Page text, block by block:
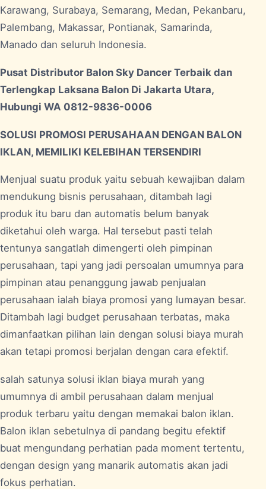
Karawang, Surabaya, Semarang, Medan, Pekanbaru,
Palembang, Makassar, Pontianak, Samarinda,
Manado dan seluruh Indonesia.
Pusat Distributor Balon Sky Dancer Terbaik dan
Terlengkap Laksana Balon Di Jakarta Utara,
Hubungi WA 0812-9836-0006
SOLUSI PROMOSI PERUSAHAAN DENGAN BALON
IKLAN, MEMILIKI KELEBIHAN TERSENDIRI
Menjual suatu produk yaitu sebuah kewajiban dalam
mendukung bisnis perusahaan, ditambah lagi
produk itu baru dan automatis belum banyak
diketahui oleh warga. Hal tersebut pasti telah
tentunya sangatlah dimengerti oleh pimpinan
perusahaan, tapi yang jadi persoalan umumnya para
pimpinan atau penanggung jawab penjualan
perusahaan ialah biaya promosi yang lumayan besar.
Ditambah lagi budget perusahaan terbatas, maka
dimanfaatkan pilihan lain dengan solusi biaya murah
akan tetapi promosi berjalan dengan cara efektif.
salah satunya solusi iklan biaya murah yang
umumnya di ambil perusahaan dalam menjual
produk terbaru yaitu dengan memakai balon iklan.
Balon iklan sebetulnya di pandang begitu efektif
buat mengundang perhatian pada moment tertentu,
dengan design yang manarik automatis akan jadi
fokus perhatian.